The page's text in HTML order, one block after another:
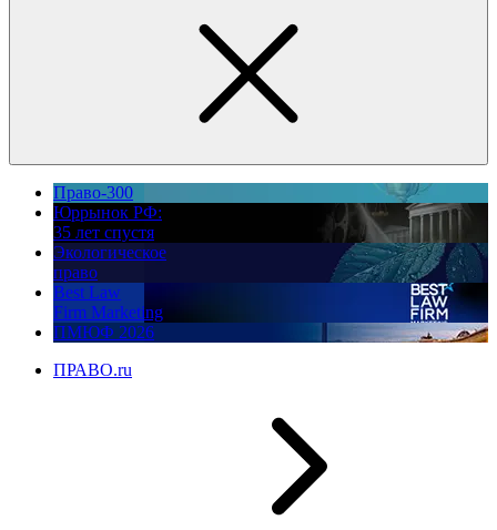
Право-300
Юррынок РФ:
35 лет спустя
Экологическое
право
Best Law
Firm Marketing
ПМЮФ 2026
ПРАВО.ru